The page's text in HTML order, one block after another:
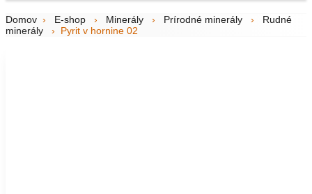
Domov › E-shop › Minerály › Prírodné minerály ›
Rudné
minerály
› Pyrit v hornine 02